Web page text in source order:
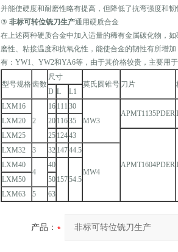
并能使硬度和耐磨性略有提高，但降低了抗弯强度和
‍③ 非标可转位铣刀生产通用硬质合金
在上述两种硬质合金中加入适量的稀有金属碳化物，
磨性、粘接温度和抗氧化性，能使合金的韧性有所增
有：YW1、YW2和YA6等，由于其价格较贵，主要用
型号规格齿数
尺寸
莫氏圆锥号 刀片
D L
L1
LXM16
2
16 111 30
MW3
APMT1135PDER
LXM20
20 11635
LXM25
25 12443
APMT1604PDER
LXM32 3 32 14744.5
MW4
LXM40
4
40
15754.5
LXM50
50
LXM63
5 63
产品：